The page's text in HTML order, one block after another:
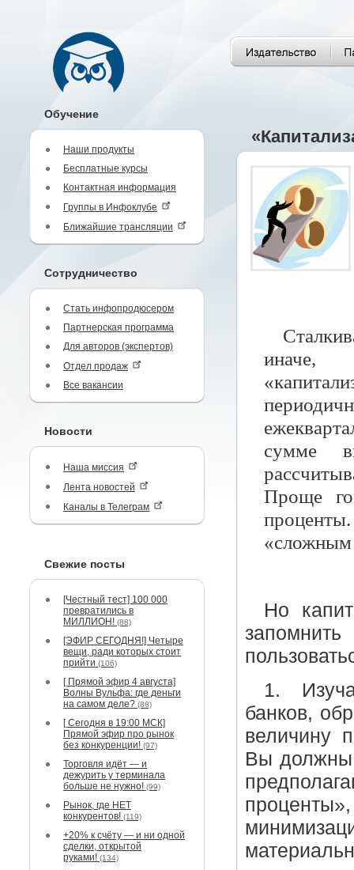
Обучение
Наши продукты
Бесплатные курсы
Контактная информация
Группы в Инфоклубе
Ближайшие трансляции
Сотрудничество
Стать инфопродюсером
Партнерская программа
Для авторов (экспертов)
Отдел продаж
Все вакансии
Новости
Наша миссия
Лента новостей
Каналы в Телеграм
Свежие посты
[Честный тест] 100 000
превратились в
МИЛЛИОН! (88)
[ЭФИР СЕГОДНЯ!] Четыре
вещи, ради которых стоит
прийти (106)
[ Прямой эфир 4 августа]
Волны Вульфа: где деньги
на самом деле? (88)
[ Сегодня в 19:00 МСК]
Прямой эфир про рынок
без конкуренции! (97)
Торговля идёт — и
дежурить у терминала
больше не нужно! (99)
Рынок, где НЕТ
конкурентов! (119)
+20% к счёту — и ни одной
сделки, открытой
руками! (134)
иначе,
сумме
Проще
«сложным
Но
1.
банков,
величину
Вы должны